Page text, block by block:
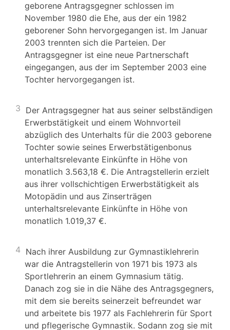
geborene Antragsgegner schlossen im
November 1980 die Ehe, aus der ein 1982
geborener Sohn hervorgegangen ist. Im Januar
2003 trennten sich die Parteien. Der
Antragsgegner ist eine neue Partnerschaft
eingegangen, aus der im September 2003 eine
Tochter hervorgegangen ist.
3 Der Antragsgegner hat aus seiner selbständigen
Erwerbstätigkeit und einem Wohnvorteil
abzüglich des Unterhalts für die 2003 geborene
Tochter sowie seines Erwerbstätigenbonus
unterhaltsrelevante Einkünfte in Höhe von
monatlich 3.563,18 €. Die Antragstellerin erzielt
aus ihrer vollschichtigen Erwerbstätigkeit als
Motopädin und aus Zinserträgen
unterhaltsrelevante Einkünfte in Höhe von
monatlich 1.019,37 €.
4 Nach ihrer Ausbildung zur Gymnastiklehrerin
war die Antragstellerin von 1971 bis 1973 als
Sportlehrerin an einem Gymnasium tätig.
Danach zog sie in die Nähe des Antragsgegners,
mit dem sie bereits seinerzeit befreundet war
und arbeitete bis 1977 als Fachlehrerin für Sport
und pflegerische Gymnastik. Sodann zog sie mit